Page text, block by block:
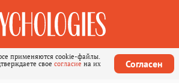
применяются cookie-файлы.
свое согласие на их
Согласен